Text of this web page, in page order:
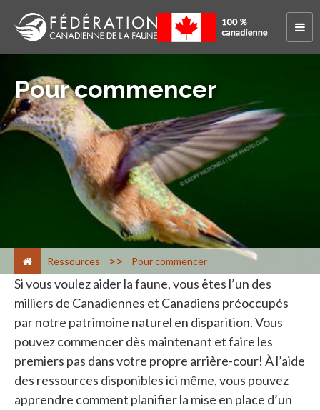
Pour commencer
Ressources > Pour commencer
Si vous voulez aider la faune, vous êtes l’un des
milliers de Canadiennes et Canadiens préoccupés
par notre patrimoine naturel en disparition. Vous
pouvez commencer dès maintenant et faire les
premiers pas dans votre propre arrière-cour! À l’aide
des ressources disponibles ici même, vous pouvez
apprendre comment planifier la mise en place d’un